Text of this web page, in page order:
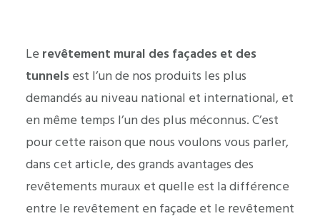
Le revêtement mural des façades et des
tunnels est l’un de nos produits les plus
demandés au niveau national et international, et
en même temps l’un des plus méconnus. C’est
pour cette raison que nous voulons vous parler,
dans cet article, des grands avantages des
revêtements muraux et quelle est la différence
entre le revêtement en façade et le revêtement